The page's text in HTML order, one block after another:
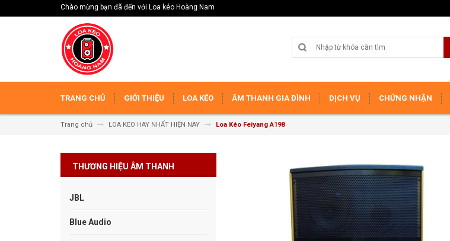
Chào mừng bạn đã đến với Loa kéo Hoàng Nam
TRANG CHỦ GIỚI THIỆU LOA KÉO ÂM THANH GIA ĐÌNH DỊCH VỤ CHỨNG NHẬN
Trang chủ LOA KÉO HAY NHẤT HIỆN NAY Loa Kéo Feiyang A198
THƯƠNG HIỆU ÂM THANH
JBL
Blue Audio